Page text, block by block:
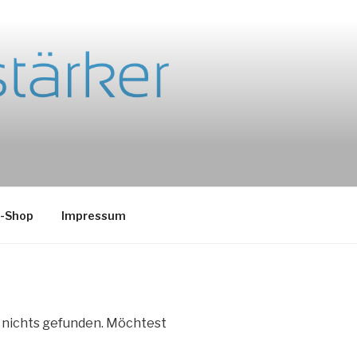
Impressum
nichts gefunden. Möchtest